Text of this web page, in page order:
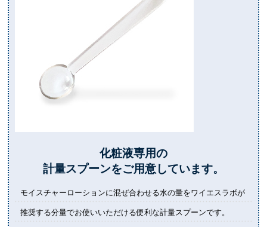
化粧液専用の
計量スプーンをご用意しています。
モイスチャーローションに混ぜ合わせる水の量をワイエスラボが
推奨する分量でお使いいただける便利な計量スプーンです。